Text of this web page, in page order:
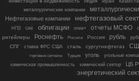
Индия
металлургические компании
Нефтегазовые компании
нефтегазовый
НПЗ ОАК облигации опек+ отчеты МСФО
ритейлеры Роснефть Россети Россия рубль
СПГ ставка ФРС США сталь сургутнефтегаз
торговые сигналы
Турция уголь угольные
химическая промышленность химический сектор ЦБ
энергетический